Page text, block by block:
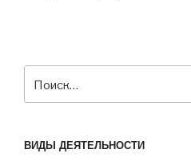
ВИДЫ ДЕЯТЕЛЬНОСТИ